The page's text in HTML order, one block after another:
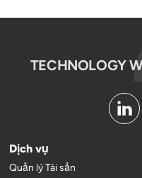
TECHNOLOGY
Dịch vụ
Quản lý Tài sản